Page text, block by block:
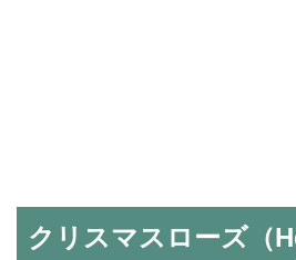
クリスマスローズ（